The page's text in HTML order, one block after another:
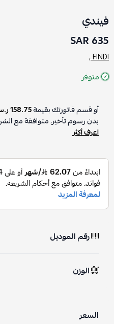
فيندي
635 SAR
FINDI ,
متوفر
أو قسم فاتورتك بقيمة158.75 ر.س
بدون رسوم تأخير، متوافقة مع
اعرف أكثر
رقم الموديل
الوزن
السعر